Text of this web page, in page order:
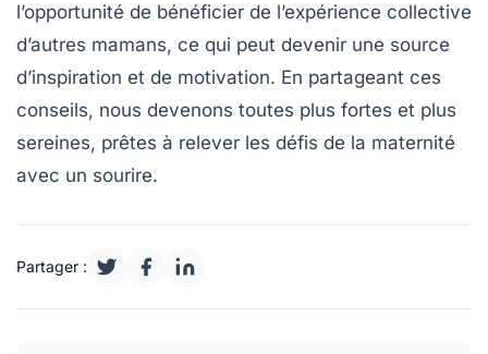
l’opportunité de bénéficier de l’expérience collective
d’autres mamans, ce qui peut devenir une source
d’inspiration et de motivation. En partageant ces
conseils, nous devenons toutes plus fortes et plus
sereines, prêtes à relever les défis de la maternité
avec un sourire.
Partager :